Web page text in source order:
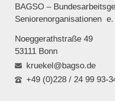
BAGSO –
Seniorenorganisationen e.
Noeggerathstraße 49
53111 Bonn
kruekel@bagso.de
+49 (0)228 / 24 99 93-